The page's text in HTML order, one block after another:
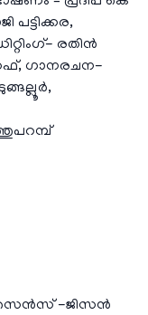
രതിന്‍
ഗാനരചന-
-ജിസന്‍